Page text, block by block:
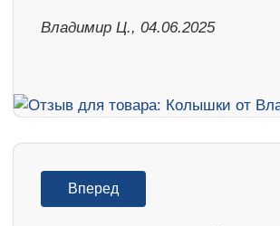
Владимир Ц., 04.06.2025
Вперед